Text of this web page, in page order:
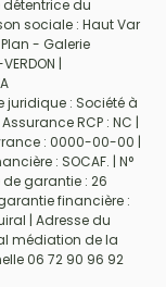
du
sociale : Haut Var
- Galerie
|
juridique : Société à
RCP : NC |
: 0000-00-00 |
: SOCAF. | N°
garantie : 26
financière :
| Adresse du
médiation de la
06 72 90 96 92